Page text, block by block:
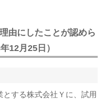
由にしたことが認めら
12月25日）
する株式会社Ｙに、試用